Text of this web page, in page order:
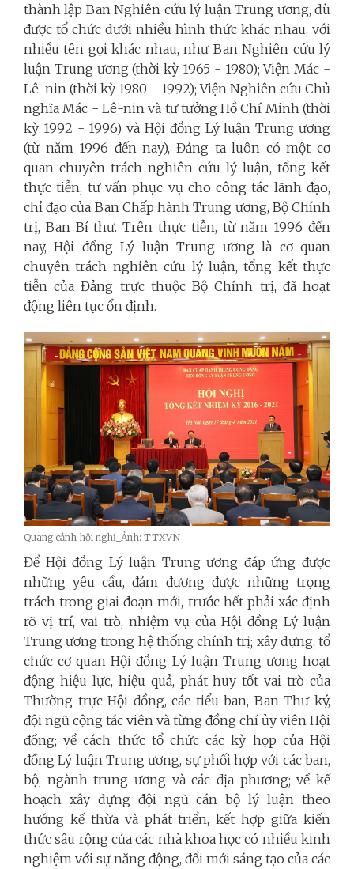
thành lập Ban Nghiên cứu lý luận Trung ương, dù
được tổ chức dưới nhiều hình thức khác nhau, với
nhiều tên gọi khác nhau, như Ban Nghiên cứu lý
luận Trung ương (thời kỳ 1965 - 1980); Viện Mác -
Lê-nin (thời kỳ 1980 - 1992); Viện Nghiên cứu Chủ
nghĩa Mác - Lê-nin và tư tưởng Hồ Chí Minh (thời
kỳ 1992 - 1996) và Hội đồng Lý luận Trung ương
(từ năm 1996 đến nay), Đảng ta luôn có một cơ
quan chuyên trách nghiên cứu lý luận, tổng kết
thực tiễn, tư vấn phục vụ cho công tác lãnh đạo,
chỉ đạo của Ban Chấp hành Trung ương, Bộ Chính
trị, Ban Bí thư. Trên thực tiễn, từ năm 1996 đến
nay, Hội đồng Lý luận Trung ương là cơ quan
chuyên trách nghiên cứu lý luận, tổng kết thực
tiễn của Đảng trực thuộc Bộ Chính trị, đã hoạt
động liên tục ổn định.
Quang cảnh hội nghị_Ảnh: TTXVN
Để Hội đồng Lý luận Trung ương đáp ứng được
những yêu cầu, đảm đương được những trọng
trách trong giai đoạn mới, trước hết phải xác định
rõ vị trí, vai trò, nhiệm vụ của Hội đồng Lý luận
Trung ương trong hệ thống chính trị; xây dựng, tổ
chức cơ quan Hội đồng Lý luận Trung ương hoạt
động hiệu lực, hiệu quả, phát huy tốt vai trò của
Thường trực Hội đồng, các tiểu ban, Ban Thư ký,
đội ngũ cộng tác viên và từng đồng chí ủy viên Hội
đồng; về cách thức tổ chức các kỳ họp của Hội
đồng Lý luận Trung ương, sự phối hợp với các ban,
bộ, ngành trung ương và các địa phương; về kế
hoạch xây dựng đội ngũ cán bộ lý luận theo
hướng kế thừa và phát triển, kết hợp giữa kiến
thức sâu rộng của các nhà khoa học có nhiều kinh
nghiệm với sự năng động, đổi mới sáng tạo của các